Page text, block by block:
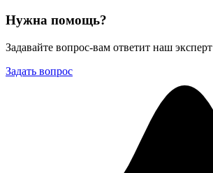
Нужна помощь?
Задавайте вопрос-вам ответит наш эксперт
Задать вопрос